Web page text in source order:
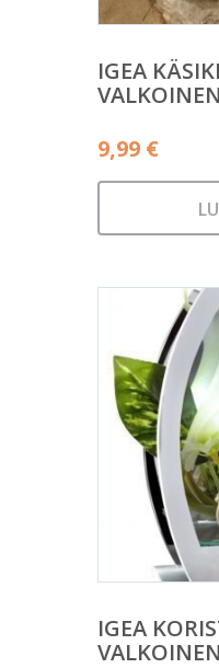
IGEA
VALKOINEN
9,99 €
IGEA
VALKOINEN